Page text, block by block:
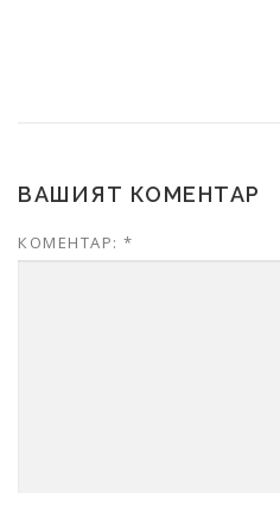
ВАШИЯТ КОМЕНТАР
КОМЕНТАР: *